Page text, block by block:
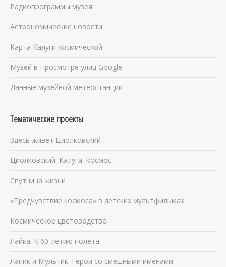
Радиопрограммы музея
Астрономические новости
Карта Калуги космической
Музей в Просмотре улиц Google
Данные музейной метеостанции
Тематические проекты
Здесь живёт Циолковский
Циолковский. Калуга. Космос
Спутница жизни
«Предчувствие космоса» в детских мультфильмах
Космическое цветоводство
Лайка. К 60-летию полета
Лапик и Мультик. Герои со смешными именами